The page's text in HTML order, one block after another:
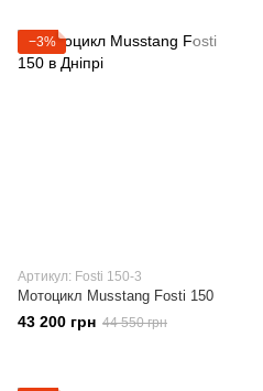
−3%
Артикул: Fosti 150-3
Мотоцикл Musstang Fosti 150
43 200 грн 44 550 грн